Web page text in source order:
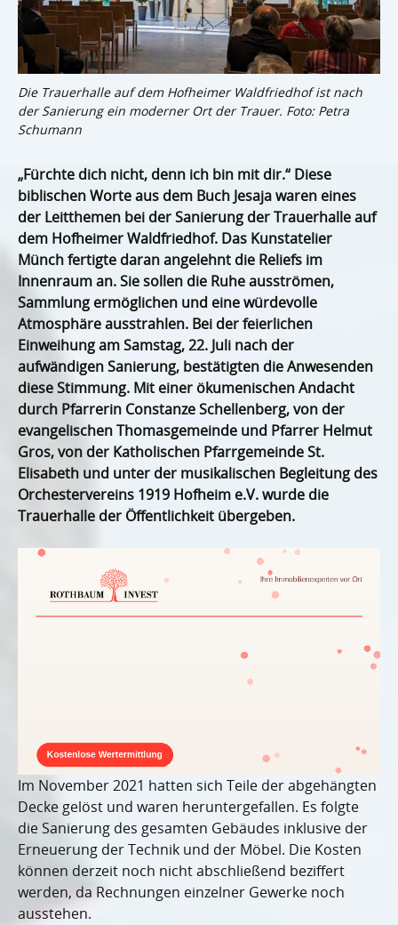
Die Trauerhalle auf dem Hofheimer Waldfriedhof ist nach
der Sanierung ein moderner Ort der Trauer. Foto: Petra
Schumann
„Fürchte dich nicht, denn ich bin mit dir.“ Diese
biblischen Worte aus dem Buch Jesaja waren eines
der Leitthemen bei der Sanierung der Trauerhalle auf
dem Hofheimer Waldfriedhof. Das Kunstatelier
Münch fertigte daran angelehnt die Reliefs im
Innenraum an. Sie sollen die Ruhe ausströmen,
Sammlung ermöglichen und eine würdevolle
Atmosphäre ausstrahlen. Bei der feierlichen
Einweihung am Samstag, 22. Juli nach der
aufwändigen Sanierung, bestätigten die Anwesenden
diese Stimmung. Mit einer ökumenischen Andacht
durch Pfarrerin Constanze Schellenberg, von der
evangelischen Thomasgemeinde und Pfarrer Helmut
Gros, von der Katholischen Pfarrgemeinde St.
Elisabeth und unter der musikalischen Begleitung des
Orchestervereins 1919 Hofheim e.V. wurde die
Trauerhalle der Öffentlichkeit übergeben.
Im November 2021 hatten sich Teile der abgehängten
Decke gelöst und waren heruntergefallen. Es folgte
die Sanierung des gesamten Gebäudes inklusive der
Erneuerung der Technik und der Möbel. Die Kosten
können derzeit noch nicht abschließend beziffert
werden, da Rechnungen einzelner Gewerke noch
ausstehen.